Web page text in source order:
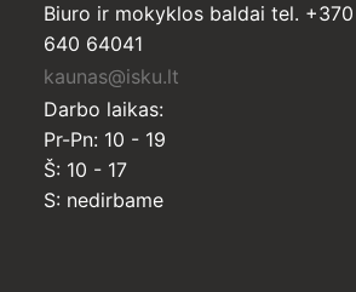
Biuro ir mokyklos baldai tel. +370
640 64041
kaunas@isku.lt
Darbo laikas:
Pr-Pn: 10 - 19
Š: 10 - 17
S: nedirbame